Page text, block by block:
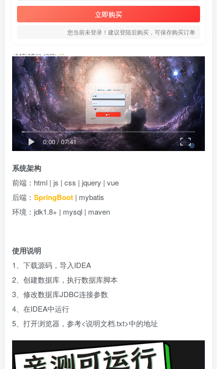
立即购买
您当前未登录！建议登陆后购买，可保存购买订单
0:00/07:41
系统架构
前端：html | js | css | jquery | vue
后端： SpringBoot | mybatis
环境：jdk1.8+ | mysql | maven
使用说明
1、下载源码，导入IDEA
2、创建数据库，执行数据库脚本
3、修改数据库JDBC连接参数
4、在IDEA中运行
5、打开浏览器，参考<说明文档.txt>中的地址